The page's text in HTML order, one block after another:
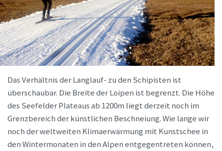
Das Verhältnis der Langlauf- zu den Schipisten ist
überschaubar. Die Breite der Loipen ist begrenzt. Die Höhe
des Seefelder Plateaus ab 1200m liegt derzeit noch im
Grenzbereich der künstlichen Beschneiung. Wie lange wir
noch der weltweiten Klimaerwärmung mit Kunstschee in
den Wintermonaten in den Alpen entgegentreten können,